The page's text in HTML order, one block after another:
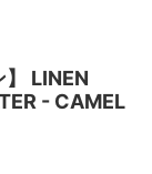
】 LINEN
- CAMEL